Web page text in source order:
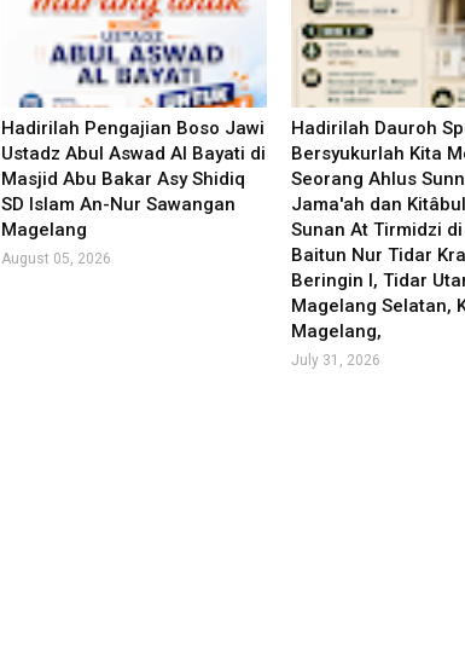
Hadirilah Pengajian Boso Jawi
Ustadz Abul Aswad Al Bayati di
Masjid Abu Bakar Asy Shidiq
SD Islam An-Nur Sawangan
Magelang
August 05, 2026
Hadirilah Dauroh
Bersyukurlah Kita
Seorang Ahlus
Jama'ah dan
Sunan At Tirmidzi
Baitun Nur Tidar
Beringin I, Tidar
Magelang Selatan,
Magelang,
July 31, 2026